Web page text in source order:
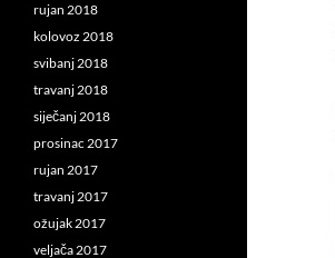
rujan 2018
kolovoz 2018
svibanj 2018
travanj 2018
siječanj 2018
prosinac 2017
rujan 2017
travanj 2017
ožujak 2017
veljača 2017